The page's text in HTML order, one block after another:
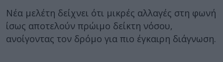
Νέα μελέτη δείχνει ότι μικρές αλλαγές στη φωνή
ίσως αποτελούν πρώιμο δείκτη νόσου,
ανοίγοντας τον δρόμο για πιο έγκαιρη διάγνωση.